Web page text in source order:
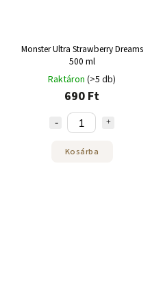
Monster Ultra Strawberry Dreams
500 ml
Raktáron (>5 db)
690 Ft
Kosárba